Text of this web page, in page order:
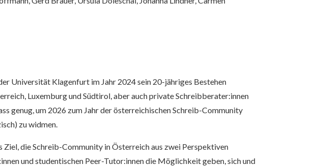
Universität Klagenfurt im Jahr 2024 sein 20-jähriges Bestehen
Luxemburg und Südtirol, aber auch private Schreibberater:innen
genug, um 2026 zum Jahr der österreichischen Schreib-Community
zu widmen.
die Schreib-Community in Österreich aus zwei Perspektiven
und studentischen Peer-Tutor:innen die Möglichkeit geben, sich und